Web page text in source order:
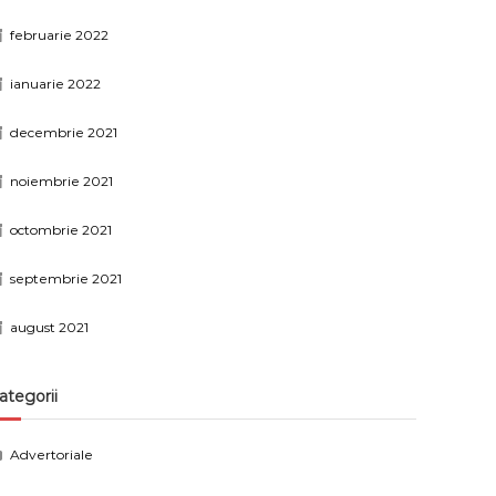
februarie 2022
ianuarie 2022
decembrie 2021
noiembrie 2021
octombrie 2021
septembrie 2021
august 2021
Advertoriale